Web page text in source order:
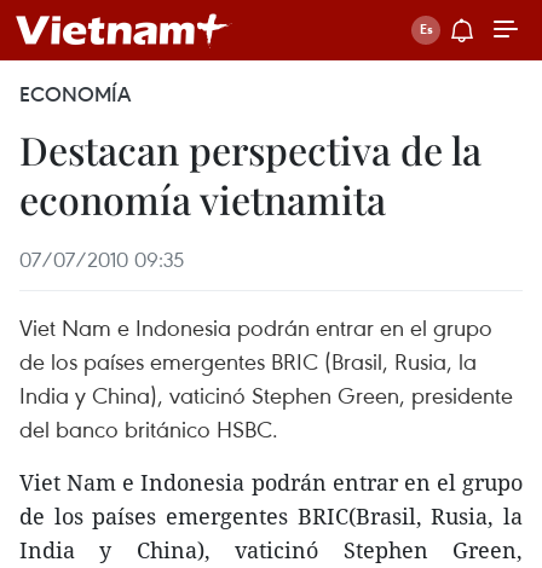
ECONOMÍA
Destacan perspectiva de la
economía vietnamita
07/07/2010 09:35
Viet Nam e Indonesia podrán entrar en el grupo
de los países emergentes BRIC (Brasil, Rusia, la
India y China), vaticinó Stephen Green, presidente
del banco británico HSBC.
Viet Nam e Indonesia podrán entrar en el grupo
de los países emergentes BRIC(Brasil, Rusia, la
India y China), vaticinó Stephen Green,